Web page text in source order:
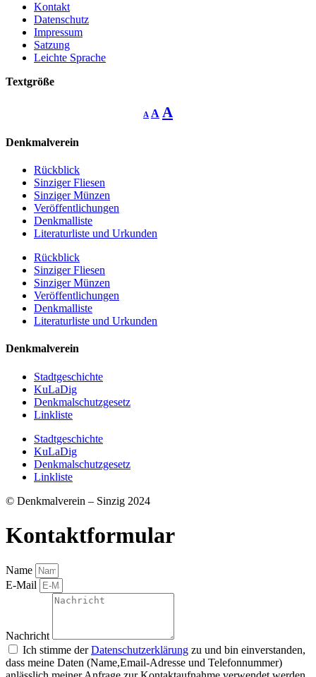
Kontakt
Datenschutz
Impressum
Satzung
Leichte Sprache
Textgröße
A
Decrease
font
A Reset
font
A
Denkmalverein
Rückblick
Sinziger Fliesen
Sinziger Münzen
Veröffentlichungen
Denkmalliste
Literaturliste und Urkunden
Rückblick
Sinziger Fliesen
Sinziger Münzen
Veröffentlichungen
Denkmalliste
Literaturliste und Urkunden
Denkmalverein
Stadtgeschichte
KuLaDig
Denkmalschutzgesetz
Linkliste
Stadtgeschichte
KuLaDig
Denkmalschutzgesetz
Linkliste
© Denkmalverein – Sinzig 2024
Kontaktformular
Name
E-Mail
Nachricht
Ich stimme derDatenschutzerklärung zu und bin einverstanden,
dass meine Daten (Name,Email-Adresse und Telefonnummer)